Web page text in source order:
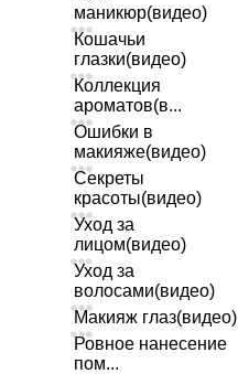
маникюр(видео)
Кошачьи
глазки(видео)
Коллекция
ароматов(в...
Ошибки в
макияже(видео)
Секреты
красоты(видео)
Уход за
лицом(видео)
Уход за
волосами(видео)
Макияж глаз(видео)
Ровное нанесение
пом...